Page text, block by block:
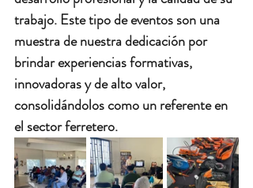
trabajo. Este tipo de eventos son una
muestra de nuestra dedicación por
brindar experiencias formativas,
innovadoras y de alto valor,
consolidándolos como un referente en
el sector ferretero.